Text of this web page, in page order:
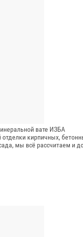
вате ИЗБА
кирпичных,
мы всё рассчитаем и